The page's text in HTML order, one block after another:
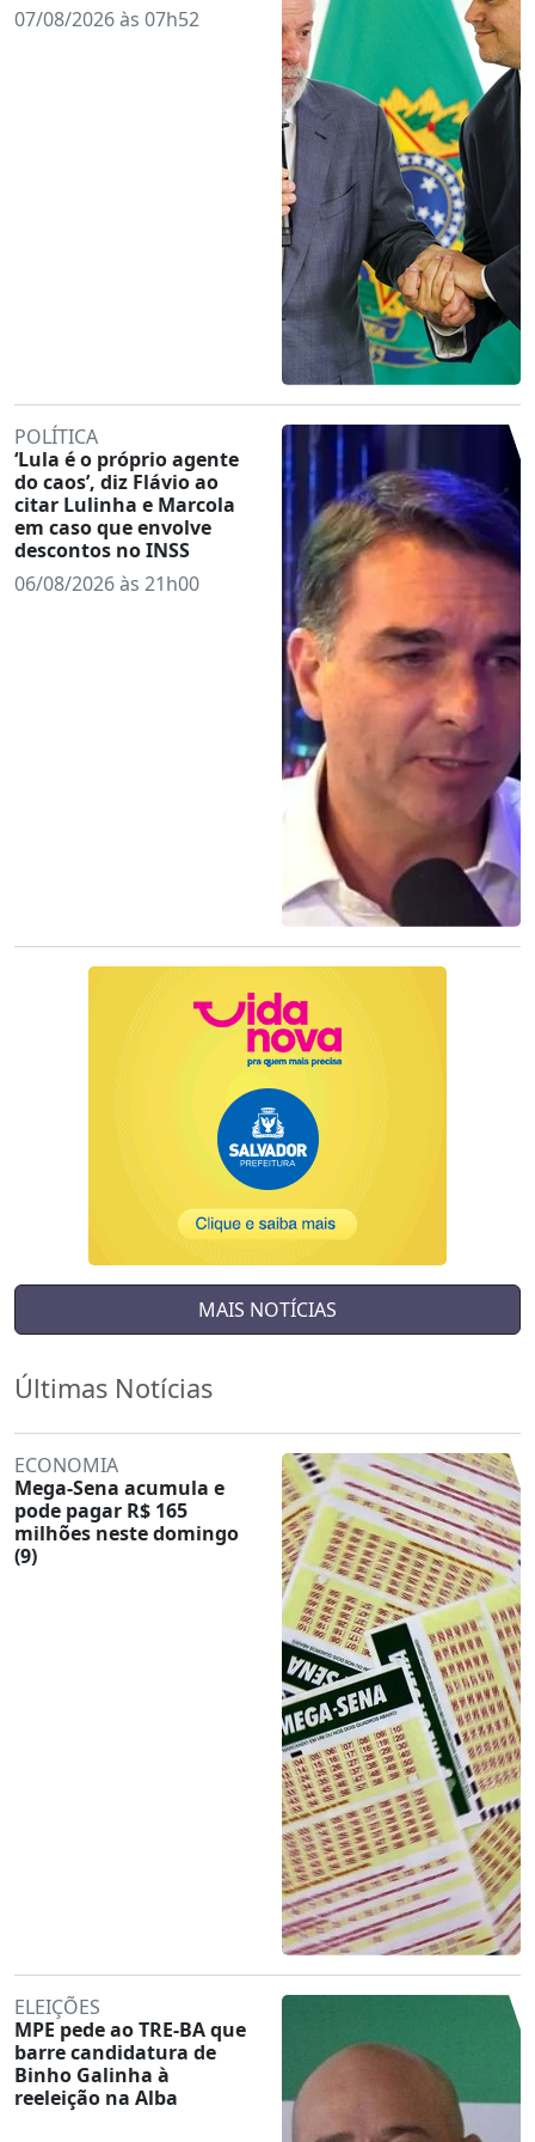
07/08/2026 às 07h52
POLÍTICA
‘Lula é o próprio agente
do caos’, diz Flávio ao
citar Lulinha e Marcola
em caso que envolve
descontos no INSS
06/08/2026 às 21h00
MAIS NOTÍCIAS
Últimas Notícias
ECONOMIA
Mega-Sena acumula e
pode pagar R$ 165
milhões neste domingo
(9)
ELEIÇÕES
MPE pede ao TRE-BA que
barre candidatura de
Binho Galinha à
reeleição na Alba